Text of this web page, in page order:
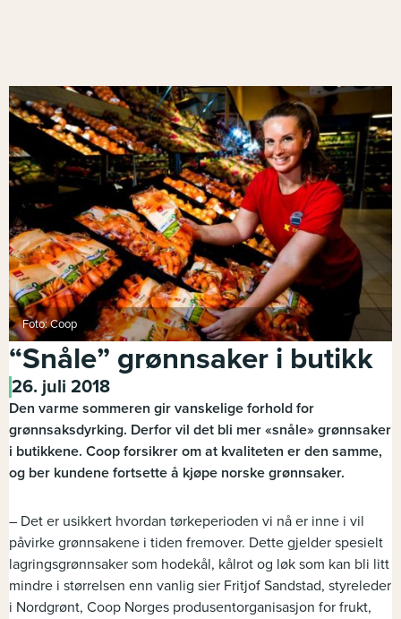
Foto: Coop
“Snåle” grønnsaker i butikk
26. juli 2018
Den varme sommeren gir vanskelige forhold for
grønnsaksdyrking. Derfor vil det bli mer «snåle» grønnsaker
i butikkene. Coop forsikrer om at kvaliteten er den samme,
og ber kundene fortsette å kjøpe norske grønnsaker.
– Det er usikkert hvordan tørkeperioden vi nå er inne i vil
påvirke grønnsakene i tiden fremover. Dette gjelder spesielt
lagringsgrønnsaker som hodekål, kålrot og løk som kan bli litt
mindre i størrelsen enn vanlig sier Fritjof Sandstad, styreleder
i Nordgrønt, Coop Norges produsentorganisasjon for frukt,